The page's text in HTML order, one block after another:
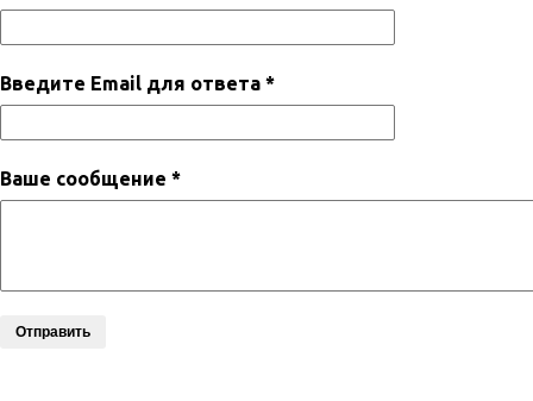
Введите Email для ответа *
Ваше сообщение *
Отправить